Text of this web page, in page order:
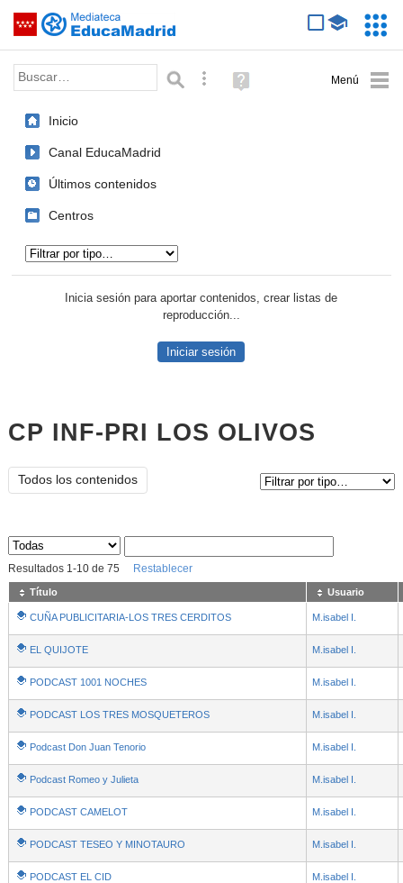
Saltar navegación
Palabra o frase: Búsqueda avanzada
Ayuda
(en
Inicio
Canal EducaMadrid
Últimos contenidos
Centros
Inicia sesión para aportar contenidos, crear listas de
reproducción...
Iniciar sesión
CP INF-PRI LOS OLIVOS
Todos los contenidos
Sus archivos
Resultados 1 -10de 75 Restablecer
Título Usuario
CUÑA PUBLICITARIA-LOS TRES CERDITOS M.isabel I.
EL QUIJOTE M.isabel I.
PODCAST 1001 NOCHES M.isabel I.
PODCAST LOS TRES MOSQUETEROS M.isabel I.
Podcast Don Juan Tenorio M.isabel I.
Podcast Romeo y Julieta M.isabel I.
PODCAST CAMELOT M.isabel I.
PODCAST TESEO Y MINOTAURO M.isabel I.
PODCAST EL CID M.isabel I.